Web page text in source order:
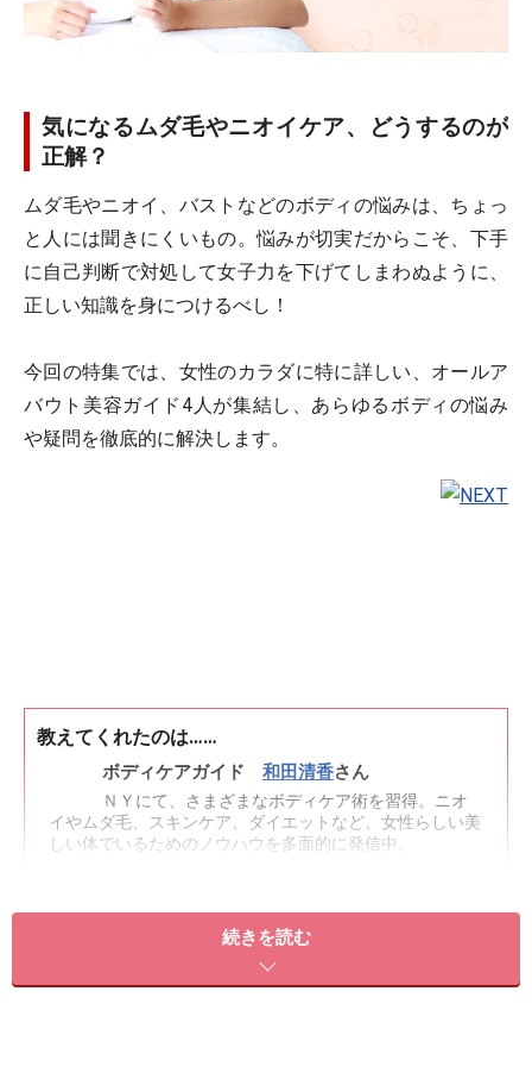
気になるムダ毛やニオイケア、どうするのが
正解？
ムダ毛やニオイ、バストなどのボディの悩みは、ちょっ
と人には聞きにくいもの。悩みが切実だからこそ、下手
に自己判断で対処して女子力を下げてしまわぬように、
正しい知識を身につけるべし！
今回の特集では、女性のカラダに特に詳しい、オールア
バウト美容ガイド4人が集結し、あらゆるボディの悩み
や疑問を徹底的に解決します。
教えてくれたのは……
ボディケアガイド 和田清香さん
ＮＹにて、さまざまなボディケア術を習得。ニオ
イやムダ毛、スキンケア、ダイエットなど、女性らしい美
しい体でいるためのノウハウを多面的に発信中。
アンチエイジングガイド
医療・美容ジャーナリスト。女性の体全般への知
続きを読む